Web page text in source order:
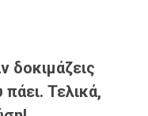
δοκιμάζεις
Τελικά,